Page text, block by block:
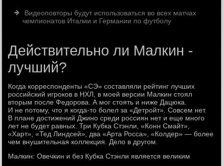
Видеоповторы будут использоваться во всех матчах
чемпионатов Италии и Германии по футболу
Действительно ли Малкин -
лучший?
Когда корреспонденты «СЭ» составляли рейтинг лучших
российский игроков в НХЛ, в моей версии Малкин стоял
вторым после Федорова. А мог стоять и ниже Дацюка.
И не потому, что я когда-то болел за «Детройт». Совсем нет.
В плане достижений Джино среди россиян нет и еще много
лет не будет равных. Три Кубка Стэнли, «Конн Смайт»,
«Харт», «Тед Линдсей», два «Арта Росса», «Колдер» — более
чем внушительная коллекция. Дело в другом.
Малкин: Овечкин и без Кубка Стэнли является великим